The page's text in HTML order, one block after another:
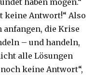
haben mögen.“
keine Antwort!“ Also
anfangen, die Krise
– und handeln,
alle Lösungen
keine Antwort“,